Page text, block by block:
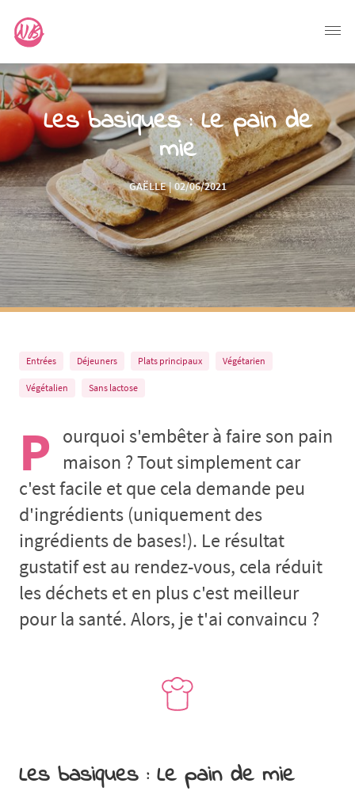
Les basiques : Le pain de
mie
GAËLLE | 02/06/2021
Entrées Déjeuners Plats principaux Végétarien
Végétalien Sans lactose
P ourquoi s'embêter à faire son pain
maison ? Tout simplement car
c'est facile et que cela demande peu
d'ingrédients (uniquement des
ingrédients de bases!). Le résultat
gustatif est au rendez-vous, cela réduit
les déchets et en plus c'est meilleur
pour la santé. Alors, je t'ai convaincu ?
Les basiques : Le pain de mie